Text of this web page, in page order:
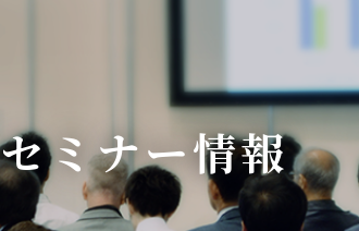
セミナー情報